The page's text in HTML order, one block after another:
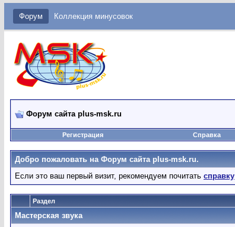
Форум Коллекция минусовок
Форум сайта plus-msk.ru
Регистрация
Справка
Добро пожаловать на Форум сайта plus-msk.ru.
Если это ваш первый визит, рекомендуем почитать справку
Раздел
Мастерская звука